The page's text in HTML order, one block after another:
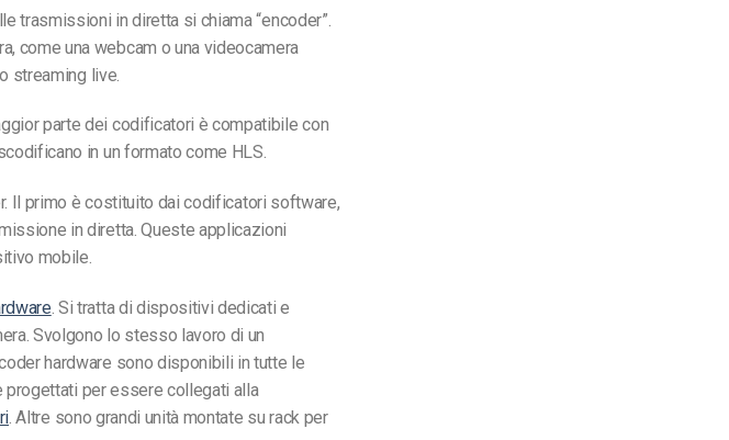
trasmissioni in diretta si chiama “encoder”.
come una webcam o una videocamera
streaming live.
parte dei codificatori è compatibile con
in un formato come HLS.
Il primo è costituito dai codificatori software,
in diretta. Queste applicazioni
mobile.
. Si tratta di dispositivi dedicati e
Svolgono lo stesso lavoro di un
hardware sono disponibili in tutte le
per essere collegati alla
. Altre sono grandi unità montate su rack per